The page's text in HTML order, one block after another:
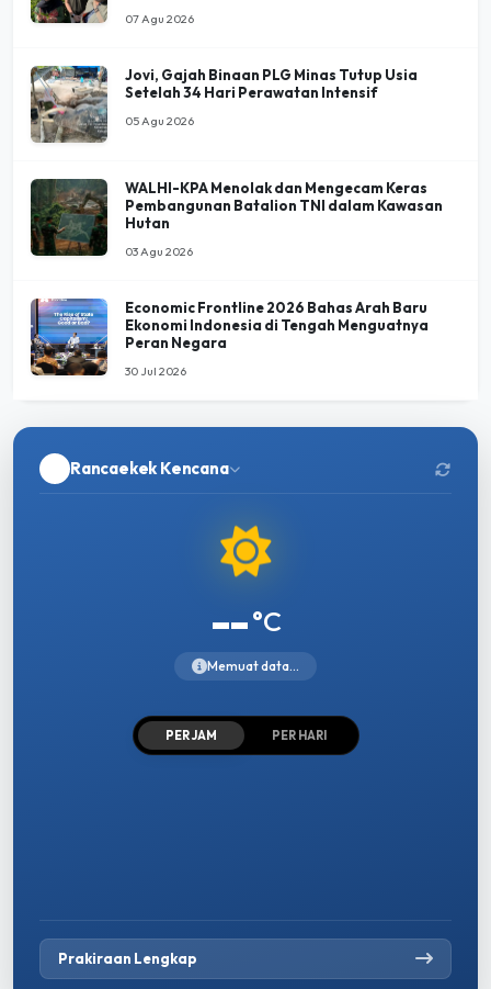
07 Agu 2026
Jovi, Gajah Binaan PLG Minas Tutup Usia
Setelah 34 Hari Perawatan Intensif
05 Agu 2026
WALHI-KPA Menolak dan Mengecam Keras
Pembangunan Batalion TNI dalam Kawasan
Hutan
03 Agu 2026
Economic Frontline 2026 Bahas Arah Baru
Ekonomi Indonesia di Tengah Menguatnya
Peran Negara
30 Jul 2026
Rancaekek Kencana
--°C
Memuat data...
PER JAM PER HARI
Prakiraan Lengkap